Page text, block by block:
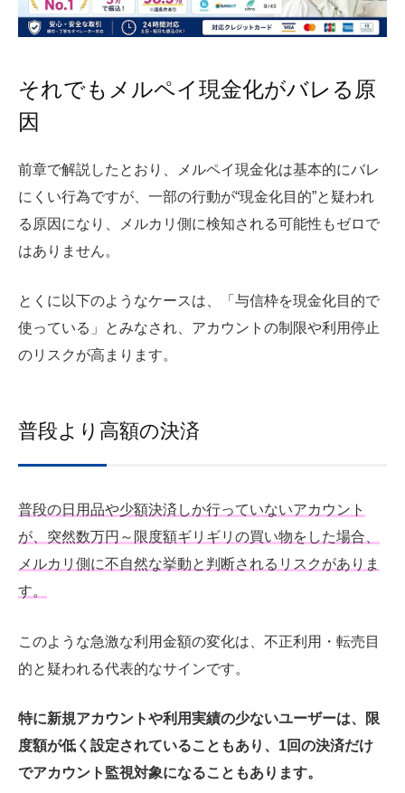
それでもメルペイ現金化がバレる原
因
前章で解説したとおり、メルペイ現金化は基本的にバレ
にくい行為ですが、一部の行動が“現金化目的”と疑われ
る原因になり、メルカリ側に検知される可能性もゼロで
はありません。
とくに以下のようなケースは、「与信枠を現金化目的で
使っている」とみなされ、アカウントの制限や利用停止
のリスクが高まります。
普段より高額の決済
普段の日用品や少額決済しか行っていないアカウント
が、突然数万円～限度額ギリギリの買い物をした場合、
メルカリ側に不自然な挙動と判断されるリスクがありま
す。
このような急激な利用金額の変化は、不正利用・転売目
的と疑われる代表的なサインです。
特に新規アカウントや利用実績の少ないユーザーは、限
度額が低く設定されていることもあり、1回の決済だけ
でアカウント監視対象になることもあります。